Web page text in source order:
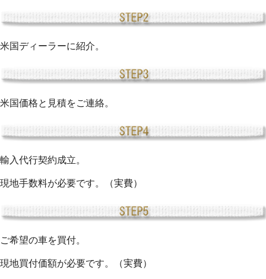
米国ディーラーに紹介。
米国価格と見積をご連絡。
輸入代行契約成立。
現地手数料が必要です。（実費）
ご希望の車を買付。
現地買付価額が必要です。（実費）